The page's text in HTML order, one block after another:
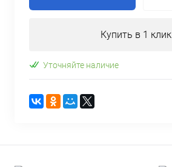
Купить в 1 клик
Уточняйте наличие